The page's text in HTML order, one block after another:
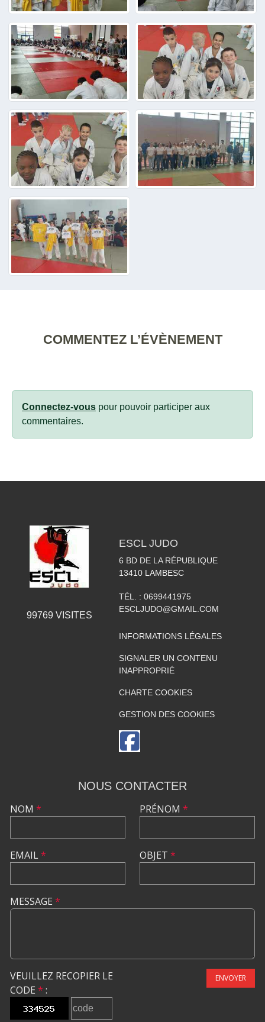
COMMENTEZ L’ÉVÈNEMENT
Connectez-vous pour pouvoir participer aux
commentaires.
99769 VISITES
ESCL JUDO
6 BD DE LA RÉPUBLIQUE
13410 LAMBESC
TÉL. : 0699441975
ESCLJUDO@GMAIL.COM
INFORMATIONS LÉGALES
SIGNALER UN CONTENU
INAPPROPRIÉ
CHARTE COOKIES
GESTION DES COOKIES
NOUS CONTACTER
NOM *
EMAIL*
PRÉNOM *
OBJET *
MESSAGE *
VEUILLEZ RECOPIER LE
CODE * :
ENVOYER